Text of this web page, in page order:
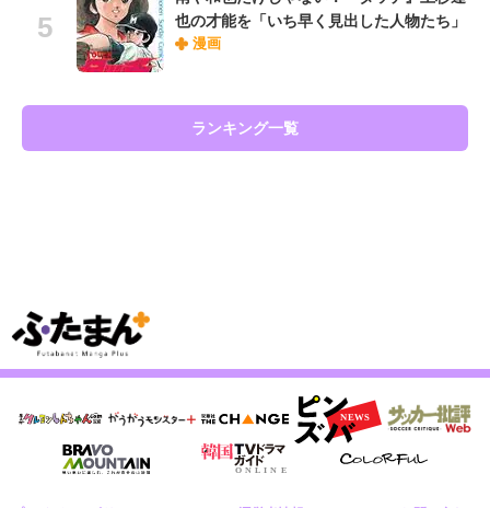
也の才能を「いち早く見出した人物たち」
漫画
ランキング一覧